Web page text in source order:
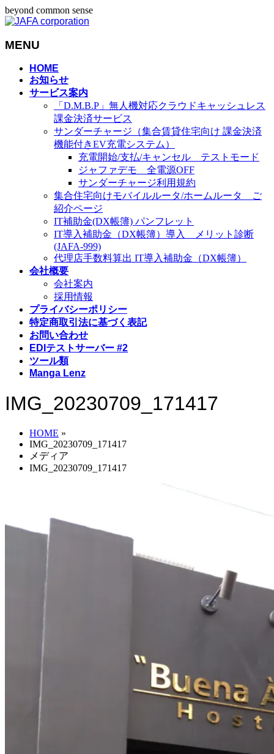
beyond common sense
MENU
HOME
お知らせ
サービス案内
「D.M.B.P」無人機対応クラウドキャッシュレス
課金決済サービス
サンダーチャージ（集合賃貸住宅向け 課金決済
機能付きEV充電システム）
充電開始/支払/キャンセル テストモード
ジャファデモ 全電源OFF
サンダーチャージ利用規約
集合住宅向けモバイルルータ/ホームルータ ご
紹介ページ
IT補助金(DX帳簿) パンフレット
IT導入補助金（DX帳簿）導入 メリット診断
(JAFA-999)
代理店手数料算出 IT導入補助金（DX帳簿）
会社概要
会社案内
採用情報
プライバシーポリシー
特定商取引法に基づく表記
お問い合わせ
EDIテストサーバー #2
ツール類
Manga Lenz
IMG_20230709_171417
HOME »
IMG_20230709_171417
メディア
IMG_20230709_171417